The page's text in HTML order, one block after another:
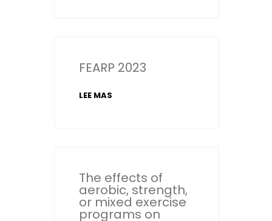
FEARP 2023
LEE MAS
The effects of
aerobic, strength,
or mixed exercise
programs on